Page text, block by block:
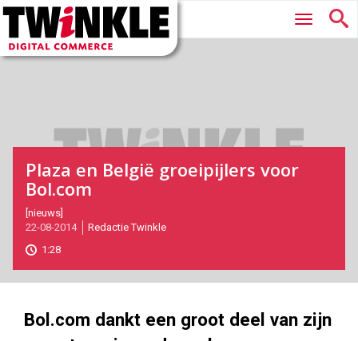
Twinkle
Digital
Commerce
Hoofdmenu
Plaza en België groeipijlers voor
Bol.com
2014-
08-
22T14:05:00
2017-
05-
[nieuws]
22-08-2014
Redactie Twinkle
1:28
Bol.com dankt een groot deel van zijn